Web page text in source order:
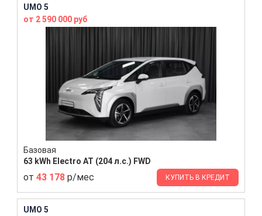
UMO 5
от 2 590 000 руб
Базовая
63 kWh Electro AT (204 л.с.) FWD
от 43 178 р/мес КУПИТЬ В КРЕДИТ
UMO 5